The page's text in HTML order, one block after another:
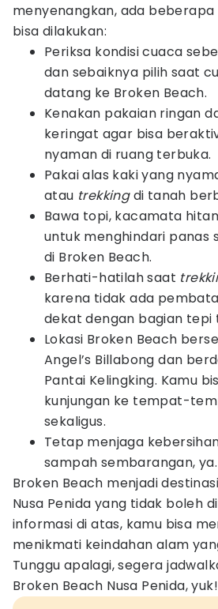
menyenangkan, ada
bisa dilakukan:
Periksa kondisi cuaca
dan sebaiknya pilih saat
datang ke Broken Beach.
Kenakan pakaian ringan
keringat agar bisa
nyaman di ruang terbuka.
Pakai alas kaki yang
atau trekkingdi tanah
Bawa topi, kacamata
untuk menghindari panas
di Broken Beach.
Berhati-hatilah saat
karena tidak ada
dekat dengan bagian tepi
Lokasi Broken Beach
Angel’s Billabong dan
Pantai Kelingking. Kamu
kunjungan ke tempat-
sekaligus.
Tetap menjaga
sampah sembarangan, ya.
Broken Beach menjadi
Nusa Penida yang tidak boleh
informasi di atas, kamu bisa
menikmati keindahan alam
Tunggu apalagi, segera
Broken Beach Nusa Penida, yuk!